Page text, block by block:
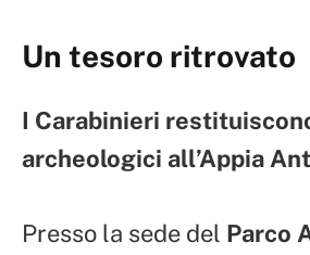
Un tesoro ritrovato
I Carabinieri
archeologici all’Appia
Presso la sede del Parco